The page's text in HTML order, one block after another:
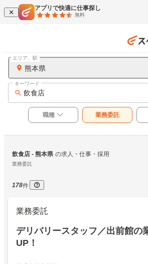
アプリで快適に仕事探し
無料
熊本県
エリア、駅
飲食店
キーワード
職種 業務委託
飲食店 - 熊本県 の求人・仕事・採用
業務委託
178件
業務委託
デリバリースタッフ／出前館の
UP！